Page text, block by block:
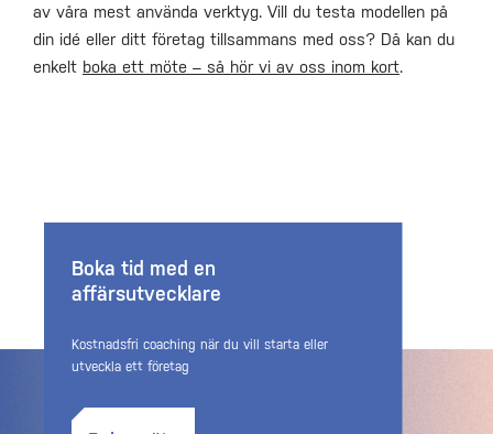
av våra mest använda verktyg. Vill du testa modellen på
din idé eller ditt företag tillsammans med oss? Då kan du
enkelt boka ett möte – så hör vi av oss inom kort.
Boka tid med en
affärsutvecklare
Kostnadsfri coaching när du vill starta eller
utveckla ett företag